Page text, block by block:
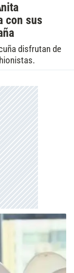
con sus
disfrutan de